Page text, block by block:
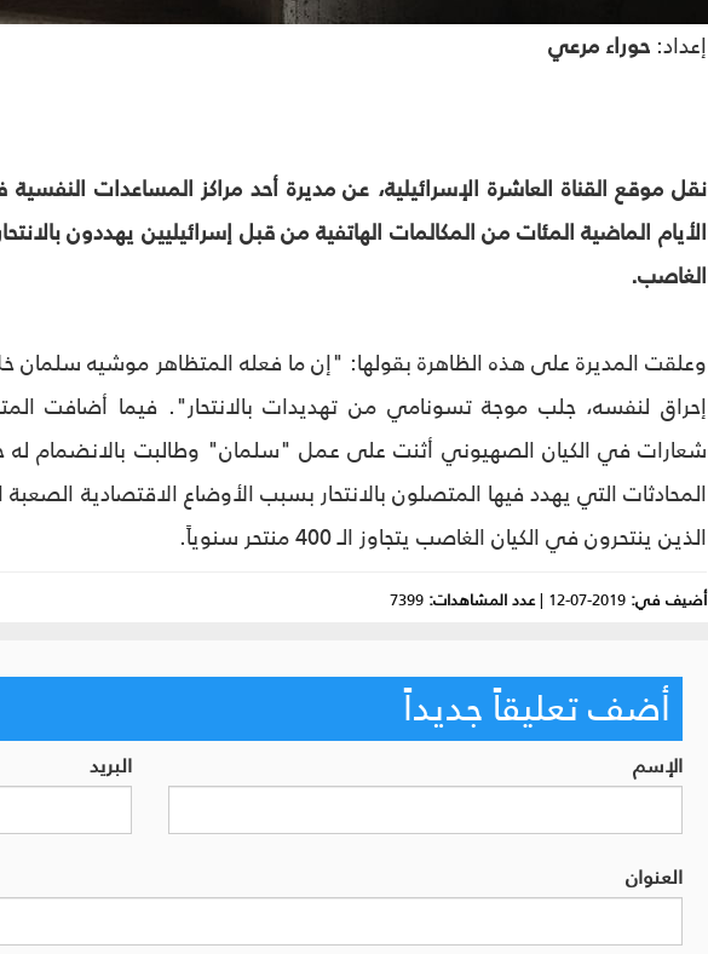
إعداد: حوراء مرعي
نقل موقع القناة العاشرة الإسرائيلية، عن مديرة أحد مراكز المساعدات
الأيام الماضية المئات من المكالمات الهاتفية من قبل إسرائيليين يهددون
الغاصب.
وعلقت المديرة على هذه الظاهرة بقولها: "إن ما فعله المتظاهر موشيه
إحراق لنفسه، جلب موجة تسونامي من تهديدات بالانتحار". فيما أضافت
شعارات في الكيان الصهيوني أثنت على عمل "سلمان" وطالبت بالانضمام له
المحادثات التي يهدد فيها المتصلون بالانتحار بسبب الأوضاع الاقتصادية
الذين ينتحرون في الكيان الغاصب يتجاوز الـ 400 منتحر سنوياً.
أضيف في: 2019-07-12
|عدد المشاهدات: 7399
أضف تعليقاً جديداً
الإسم البريد
العنوان